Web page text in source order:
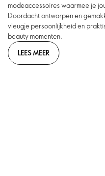
modeaccessoires waarmee je
Doordacht ontworpen en
vleugje persoonlijkheid en
beauty momenten.
LEES MEER